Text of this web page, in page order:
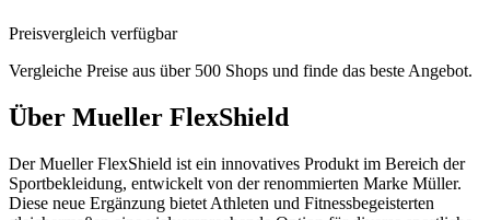
Preisvergleich verfügbar
Vergleiche Preise aus über 500 Shops und finde das beste Angebot.
Über Mueller FlexShield
Der Mueller FlexShield ist ein innovatives Produkt im Bereich der
Sportbekleidung, entwickelt von der renommierten Marke Müller.
Diese neue Ergänzung bietet Athleten und Fitnessbegeisterten